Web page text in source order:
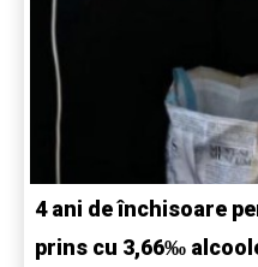
4 ani de închisoare
prins cu 3,66‰